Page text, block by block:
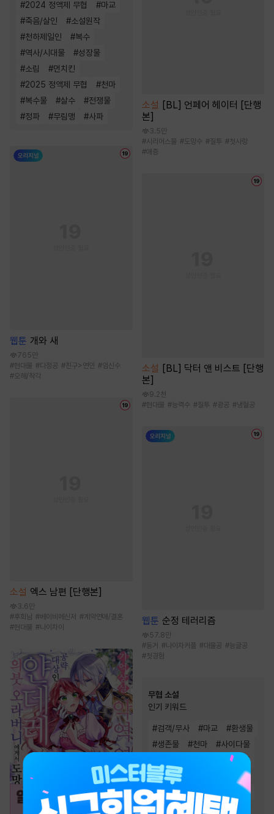
#2024 정액제 무협 #마교
#죽음/살인 #소설원작
#천하제일인 #복수
#역사/시대물 #성장물
#소림 #먼치킨
#2025 정액제 무협 #천마
#복수물 #살수 #전쟁물
#정파 #무림맹 #사파
웹툰 개와 새
765만
#현대물 #다정공 #친구>연인 #임신수
#오해/착각
소설 엑스 남편 [단행본]
3.6만
#후회남 #베이비메신저 # 계약연애/결혼
#현대물 #나이차이
소설 [BL] 언페어 헤이터 [단행
본]
3.5만
#시리어스물 #도망수 #질투 #첫사랑
#애증
소설 [BL] 닥터 앤 비스트 [단행
본]
9.2천
#현대물 #능력수 #질투 #광공 #냉혈공
웹툰 순정 테러리즘
57.8만
#동거 #나이차커플 #대물공 #능글공
#첫경험
무협 소설
인기 키워드
#검객/무사 #마교 #환생물
#생존물 #천마 #사이다물
빙의물
#통쾌함
정파
#유쾌함 #고독함
비장함
#차원이동물 #
먼치킨